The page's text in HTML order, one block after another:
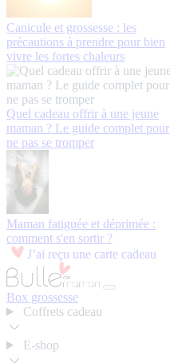
Canicule et grossesse : les
précautions à prendre pour bien
vivre les fortes chaleurs
Quel cadeau offrir à une jeune
maman ? Le guide complet pour
ne pas se tromper
Maman fatiguée et déprimée :
comment s'en sortir ?
J’ai reçu une carte cadeau
Box grossesse
Coffrets cadeau
E-shop